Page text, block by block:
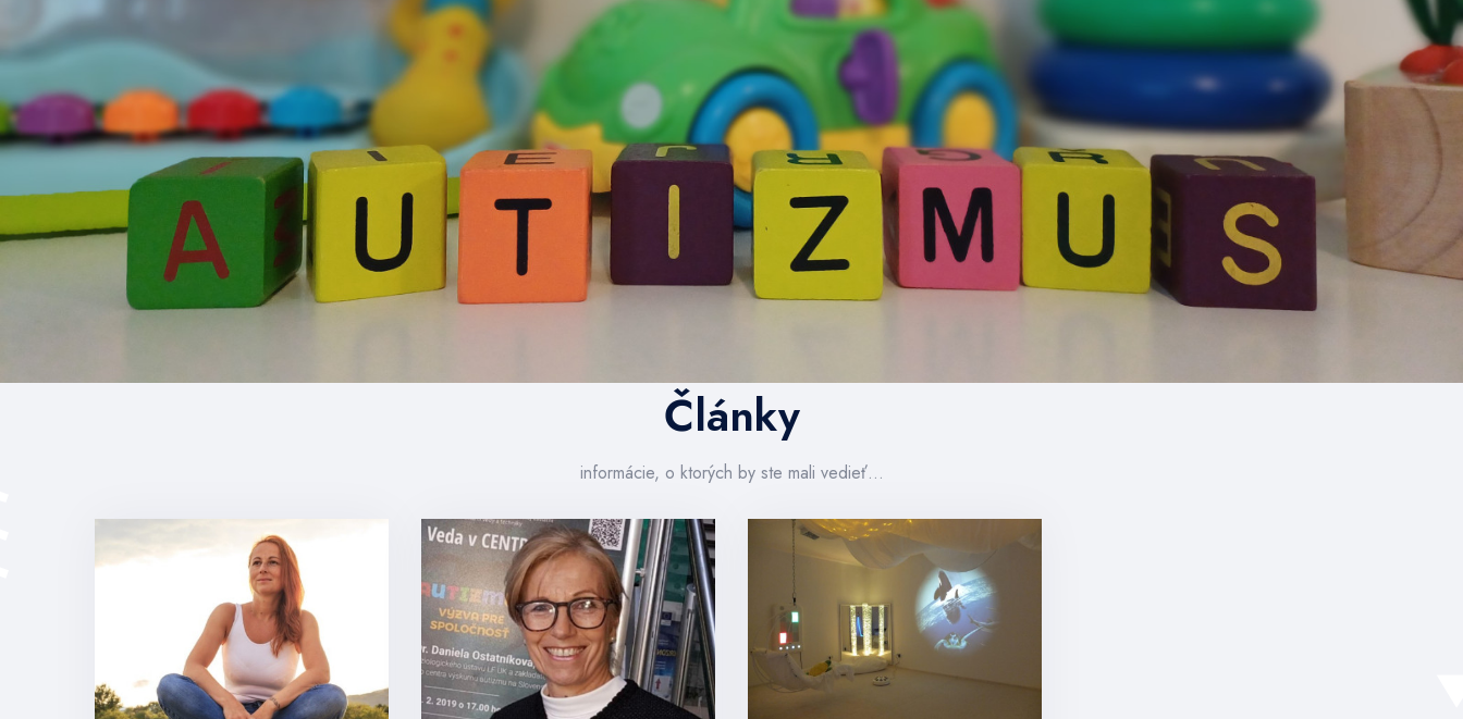
Články
informácie, o ktorých by ste mali vedieť...